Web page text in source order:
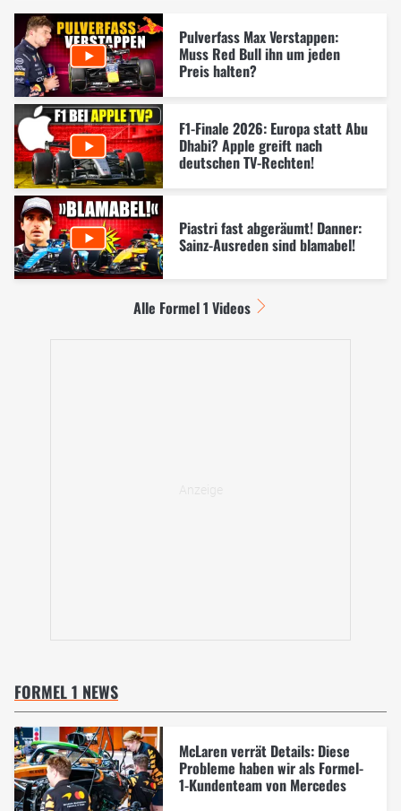
Pulverfass Max Verstappen:
Muss Red Bull ihn um jeden
Preis halten?
F1-Finale 2026: Europa statt Abu
Dhabi? Apple greift nach
deutschen TV-Rechten!
Piastri fast abgeräumt! Danner:
Sainz-Ausreden sind blamabel!
Alle Formel 1 Videos
FORMEL 1 NEWS
McLaren verrät Details: Diese
Probleme haben wir als Formel-
1-Kundenteam von Mercedes